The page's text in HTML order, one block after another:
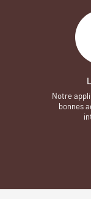
Notre
bonnes